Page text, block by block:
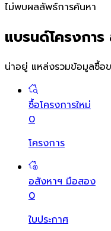
ไม่พบผลลัพธ์การค้นหา
แบรนด์โครงการ
น่าอยู่ แหล่งรวมข้อมูลซื้อ
ซื้อโครงการใหม่
0
โครงการ
อสังหาฯ มือสอง
0
ใบประกาศ